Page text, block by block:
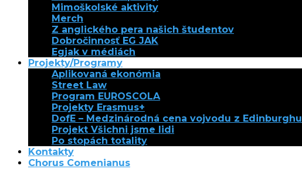
Mimoškolské aktivity
Merch
Z anglického pera našich študentov
Dobročinnosť EG JAK
Egjak v médiách
Projekty/Programy
Aplikovaná ekonómia
Street Law
Program EUROSCOLA
Projekty Erasmus+
DofE – Medzinárodná cena vojvodu z Edinburghu
Projekt Všichni jsme lidi
Po stopách totality
Kontakty
Chorus Comenianus